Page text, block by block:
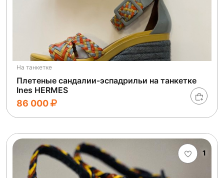
На танкетке
Плетеные сандалии-эспадрильи на танкетке
Ines HERMES
86 000
1